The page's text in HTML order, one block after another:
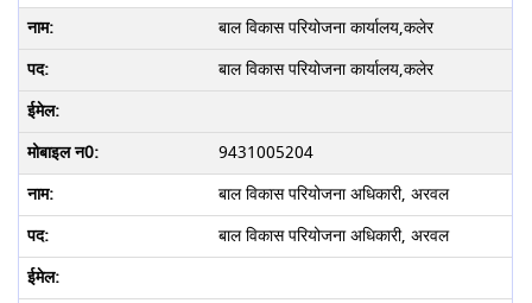
बाल विकास परियोजना कार्यालय,कलेर
बाल विकास परियोजना कार्यालय,कलेर
9431005204
बाल विकास परियोजना अधिकारी, अरवल
बाल विकास परियोजना अधिकारी, अरवल